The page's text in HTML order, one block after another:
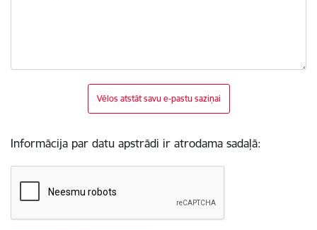
Vēlos atstāt savu e-pastu saziņai
Informācija par datu apstrādi ir atrodama sadaļā: